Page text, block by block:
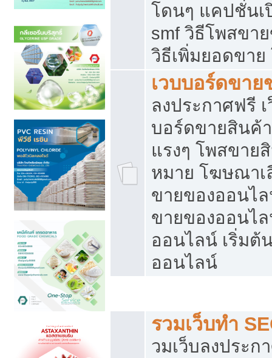
โดนๆ แคปชั่นเ
smf วิธีโพสขา
วิธีเพิ่มยอดขาย
เวบบอร์ดขา
ลงประกาศฟรี
บอร์ดขายสินค้
แรงๆ โพสขาย
หมาย โฆษณาเ
ขายของออนไ
ขายของออนไ
ออนไลน์ เริ่มต้
ออนไลน์
รวมเว็บทำ
วมเว็บลงประก